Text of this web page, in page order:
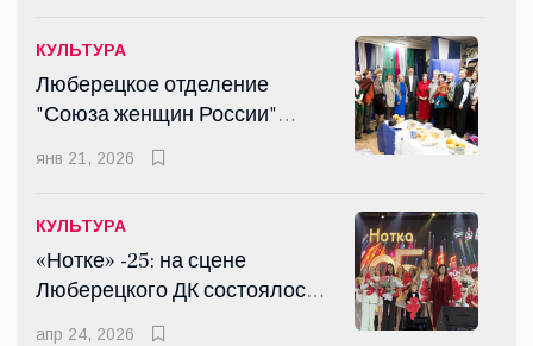
КУЛЬТУРА
Люберецкое отделение
"Союза женщин России"
подвело итоги 2025 года
янв 21, 2026
КУЛЬТУРА
«Нотке» -25: на сцене
Люберецкого ДК состоялось
грандиозное шоу
апр 24, 2026